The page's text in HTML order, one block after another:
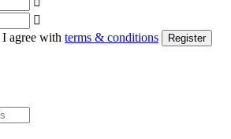
I agree with terms & conditions Register